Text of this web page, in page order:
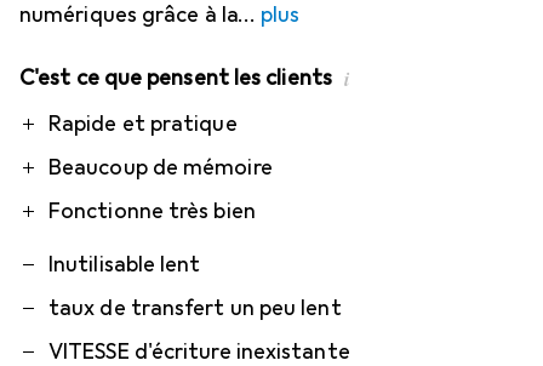
numériques grâce à la
plus
C'est ce que pensent les clients i
ProRapide et pratique
Beaucoup de mémoire
Fonctionne très bien
Contre
Inutilisable lent
taux de transfert un peu lent
VITESSE d'écriture inexistante